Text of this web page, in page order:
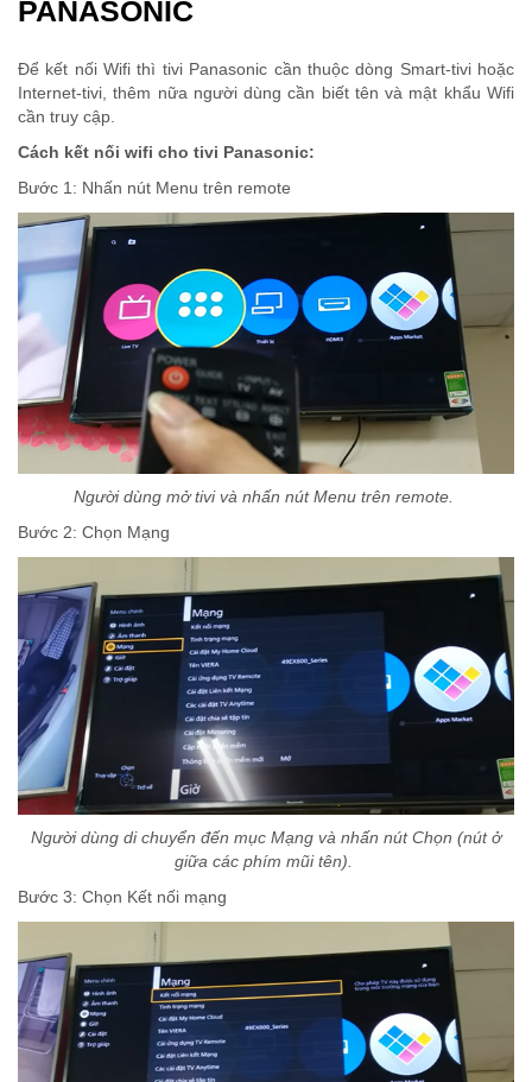
PANASONIC
Để kết nối Wifi thì tivi Panasonic cần thuộc dòng Smart-tivi hoặc
Internet-tivi, thêm nữa người dùng cần biết tên và mật khẩu Wifi
cần truy cập.
Cách kết nối wifi cho tivi Panasonic:
Bước 1: Nhấn nút Menu trên remote
Người dùng mở tivi và nhấn nút Menu trên remote.
Bước 2: Chọn Mạng
Người dùng di chuyển đến mục Mạng và nhấn nút Chọn (nút ở
giữa các phím mũi tên).
Bước 3: Chọn Kết nối mạng